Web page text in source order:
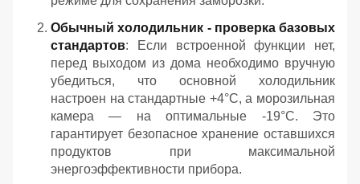
Обычный холодильник - проверка базовых
стандартов: Если встроенной функции нет,
перед выходом из дома необходимо вручную
убедиться, что основной холодильник
настроен на стандартные +4°C, а морозильная
камера — на оптимальные -19°C. Это
гарантирует безопасное хранение оставшихся
продуктов при максимальной
энергоэффективности прибора.